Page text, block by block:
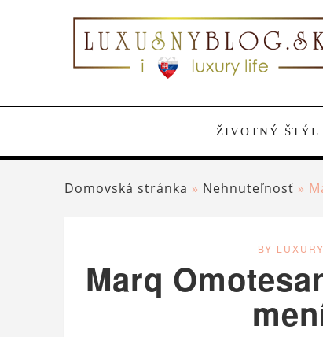
ŽIVOTNÝ ŠTÝL
Domovská stránka » Nehnuteľnosť »
BY
Marq